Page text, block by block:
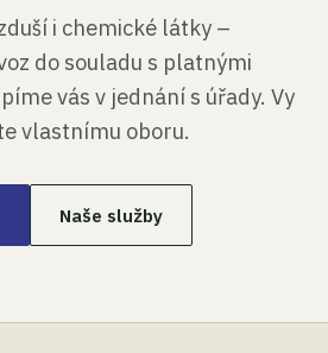
i chemické látky –
do souladu s platnými
vás v jednání s úřady. Vy
vlastnímu oboru.
Naše služby